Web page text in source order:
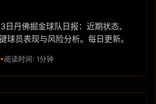
丹佛掘金球队日报：近期状态、
球员表现与风险分析。每日更新。
阅读时间: 1分钟